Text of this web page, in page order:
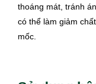
thoáng mát, tránh
có thể làm giảm
mốc.